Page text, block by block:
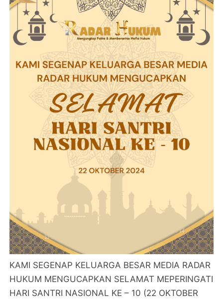
KAMI SEGENAP KELUARGA BESAR MEDIA RADAR
HUKUM MENGUCAPKAN SELAMAT MEPERINGATI
HARI SANTRI NASIONAL KE – 10 (22 OKTOBER